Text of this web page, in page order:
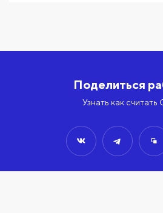
Поделиться
Узнать как считать